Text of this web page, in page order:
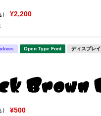
¥2,200
Open Type Font ディスプレイ
¥500